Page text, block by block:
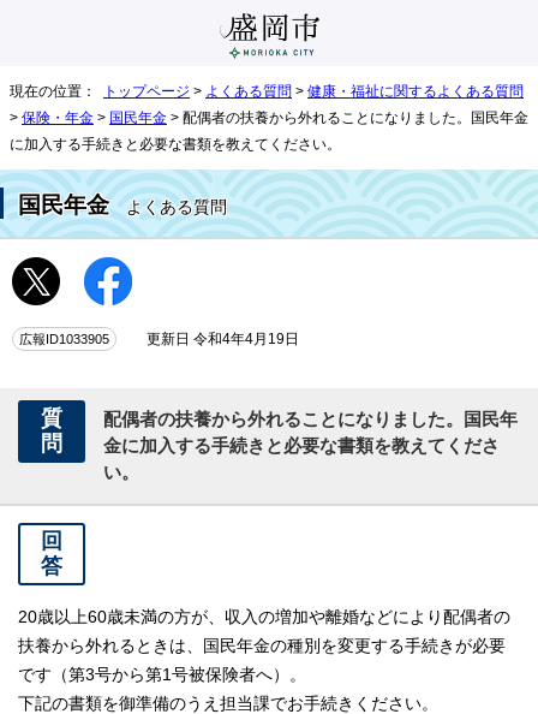
現在の位置： トップページ > よくある質問 > 健康・福祉に関するよくある質問
> 保険・年金 > 国民年金 > 配偶者の扶養から外れることになりました。国民年金
に加入する手続きと必要な書類を教えてください。
国民年金よくある質問
広報ID1033905 更新日 令和4年4月19日
質
問
配偶者の扶養から外れることになりました。国民年
金に加入する手続きと必要な書類を教えてくださ
い。
回
答
20歳以上60歳未満の方が、収入の増加や離婚などにより配偶者の
扶養から外れるときは、国民年金の種別を変更する手続きが必要
です（第3号から第1号被保険者へ）。
下記の書類を御準備のうえ担当課でお手続きください。